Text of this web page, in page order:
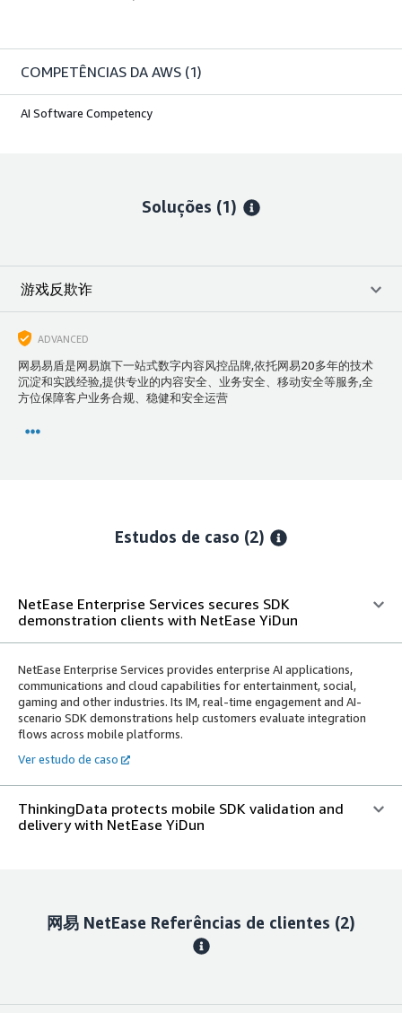
COMPETÊNCIAS DA AWS (1)
AI Software Competency
Soluções (1)
游戏反欺诈
ADVANCED
网易易盾是网易旗下一站式数字内容风控品牌,依托网易20多年的技术
沉淀和实践经验,提供专业的内容安全、业务安全、移动安全等服务,全
方位保障客户业务合规、稳健和安全运营
Estudos de caso (2)
NetEase Enterprise Services secures SDK
demonstration clients with NetEase YiDun
NetEase Enterprise Services provides enterprise AI applications,
communications and cloud capabilities for entertainment, social,
gaming and other industries. Its IM, real-time engagement and AI-
scenario SDK demonstrations help customers evaluate integration
flows across mobile platforms.
Ver estudo de caso
ThinkingData protects mobile SDK validation and
delivery with NetEase YiDun
网易 NetEase Referências de clientes (2)